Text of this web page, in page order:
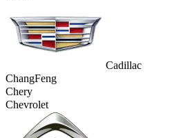
Cadillac
ChangFeng
Chery
Chevrolet